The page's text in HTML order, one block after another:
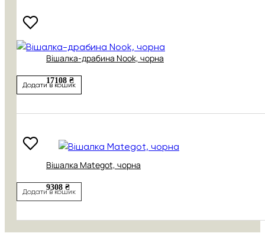
Вішалка-драбина Nook, чорна
17108 ₴
Додати в кошик
Вішалка Mategot, чорна
9308 ₴
Додати в кошик